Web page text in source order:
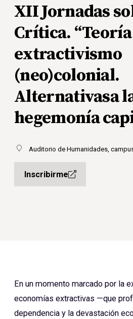
XII Jornadas
Crítica.
extractivismo
(neo)colonial.
Alternativasa
hegemonía
Auditorio de Humanidades,
Inscribirme
En un momento marcado por la
economías extractivas —que
dependencia y la devastación